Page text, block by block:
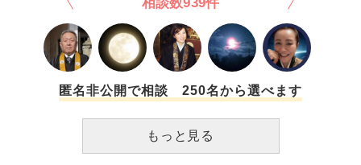
が全て出していた生活費を新居の購入を機に去年の暮れから
子供関連の費用と食費以外を元夫が出す事になり、妊産婦の
私に顔を合わせれば金が無いと言い、足りないなら出そうか
と言っても断固拒否、節約もせず無駄遣いをしてまた金が無
いと皆が眠る布団でもずっと言われ、これも不安の理由の一
つだったと思います。 DVと言われて私は衝撃を受けすぐに
をしてきましたが、時間が経つにつれ、 元夫にも原因があ
るのではないか？(どんな理由があろうとも怒鳴る事は決し
匿名非公開で相談 250名から選べます
もっと見る